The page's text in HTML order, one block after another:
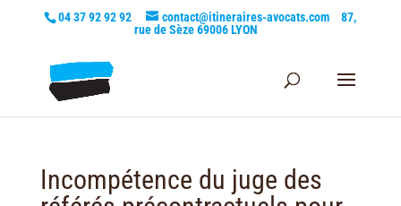
04 37 92 92 92 contact@itineraires-avocats.com
87,
rue de Sèze 69006 LYON
Incompétence du juge des